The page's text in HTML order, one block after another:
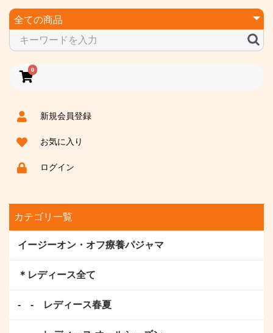
0
新規会員登録
お気に入り
ログイン
カテゴリ一覧
イージーオン・オフ療養パジャマ
＊レディース全て
- - レディース春夏